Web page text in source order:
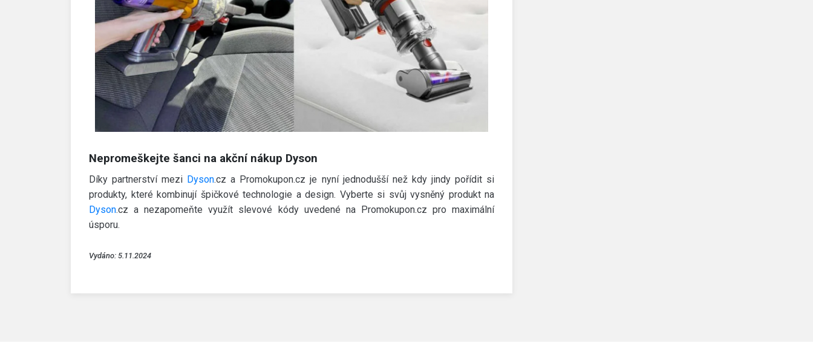
Nepromeškejte šanci na akční nákup Dyson
Díky partnerství mezi Dyson.cz a Promokupon.cz je nyní jednodušší než kdy jindy pořídit si
produkty, které kombinují špičkové technologie a design. Vyberte si svůj vysněný produkt na
Dyson.cz a nezapomeňte využít slevové kódy uvedené na Promokupon.cz pro maximální
úsporu.
Vydáno: 5.11.2024